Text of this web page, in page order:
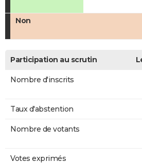
Non
Participation au scrutin
Nombre d'inscrits
Taux d'abstention
Nombre de votants
Votes exprimés